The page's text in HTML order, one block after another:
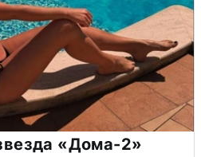
«Дома-2»